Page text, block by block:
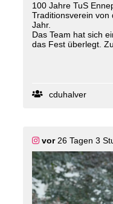
100 Jahre TuS
Traditionsverein von
Jahr.
Das Team hat sich
das Fest überlegt.
Kommersabend mit
Ablauf, an dem die
CDU zu überbringen.
die Legenden-Elf
cduhalver
vor26 Tagen 3